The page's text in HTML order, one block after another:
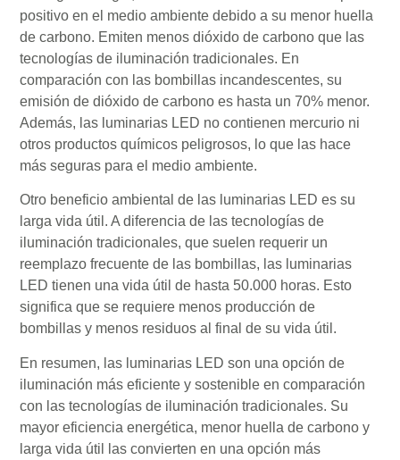
positivo en el medio ambiente debido a su menor huella
de carbono. Emiten menos dióxido de carbono que las
tecnologías de iluminación tradicionales. En
comparación con las bombillas incandescentes, su
emisión de dióxido de carbono es hasta un 70% menor.
Además, las luminarias LED no contienen mercurio ni
otros productos químicos peligrosos, lo que las hace
más seguras para el medio ambiente.
Otro beneficio ambiental de las luminarias LED es su
larga vida útil. A diferencia de las tecnologías de
iluminación tradicionales, que suelen requerir un
reemplazo frecuente de las bombillas, las luminarias
LED tienen una vida útil de hasta 50.000 horas. Esto
significa que se requiere menos producción de
bombillas y menos residuos al final de su vida útil.
En resumen, las luminarias LED son una opción de
iluminación más eficiente y sostenible en comparación
con las tecnologías de iluminación tradicionales. Su
mayor eficiencia energética, menor huella de carbono y
larga vida útil las convierten en una opción más